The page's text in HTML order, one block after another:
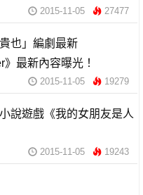
2015-11-05 27477
也」編劇最新
最新內容曝光！
2015-11-05 19279
說遊戲《我的女朋友是人
2015-11-05 19243